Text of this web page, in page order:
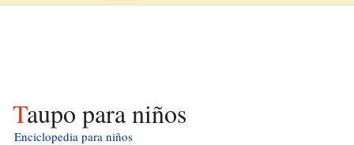
Taupo para niños
Enciclopedia para niños